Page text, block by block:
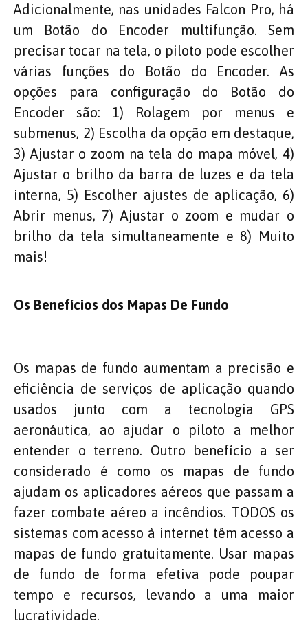
Adicionalmente, nas unidades Falcon Pro, há
um Botão do Encoder multifunção. Sem
precisar tocar na tela, o piloto pode escolher
várias funções do Botão do Encoder. As
opções para configuração do Botão do
Encoder são: 1) Rolagem por menus e
submenus, 2) Escolha da opção em destaque,
3) Ajustar o zoom na tela do mapa móvel, 4)
Ajustar o brilho da barra de luzes e da tela
interna, 5) Escolher ajustes de aplicação, 6)
Abrir menus, 7) Ajustar o zoom e mudar o
brilho da tela simultaneamente e 8) Muito
mais!
Os Benefícios dos Mapas De Fundo
Os mapas de fundo aumentam a precisão e
eficiência de serviços de aplicação quando
usados junto com a tecnologia GPS
aeronáutica, ao ajudar o piloto a melhor
entender o terreno. Outro benefício a ser
considerado é como os mapas de fundo
ajudam os aplicadores aéreos que passam a
fazer combate aéreo a incêndios. TODOS os
sistemas com acesso à internet têm acesso a
mapas de fundo gratuitamente. Usar mapas
de fundo de forma efetiva pode poupar
tempo e recursos, levando a uma maior
lucratividade.